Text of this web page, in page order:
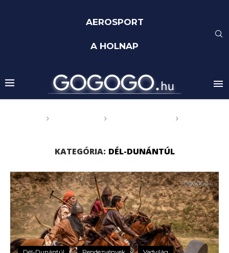
AEROSPORT
A HOLNAP
KATEGÓRIA: DÉL-DUNÁNTÚL